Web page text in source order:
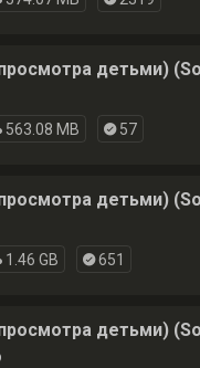
детьми)
563.08 MB 57
детьми)
1.46 GB 651
детьми)